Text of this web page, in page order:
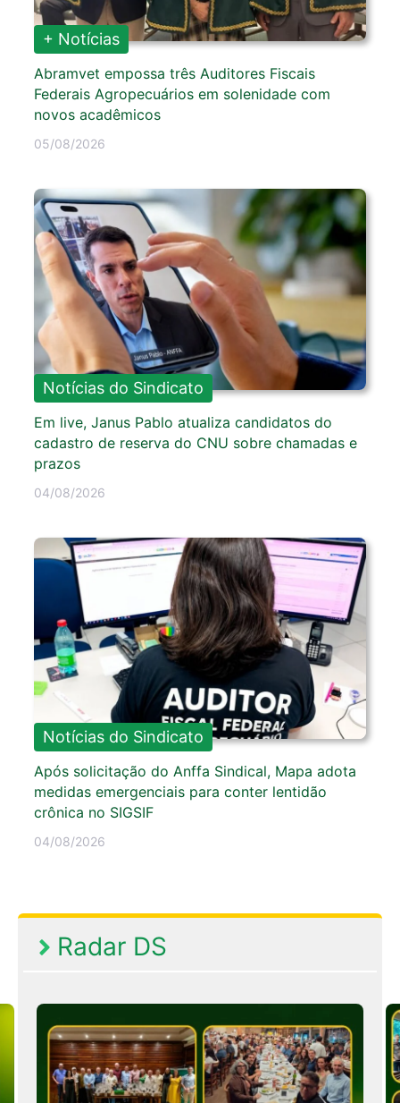
+ Notícias
Abramvet empossa três Auditores Fiscais
Federais Agropecuários em solenidade com
novos acadêmicos
05/08/2026
Notícias do Sindicato
Em live, Janus Pablo atualiza candidatos do
cadastro de reserva do CNU sobre chamadas e
prazos
04/08/2026
Notícias do Sindicato
Após solicitação do Anffa Sindical, Mapa adota
medidas emergenciais para conter lentidão
crônica no SIGSIF
04/08/2026
Radar DS